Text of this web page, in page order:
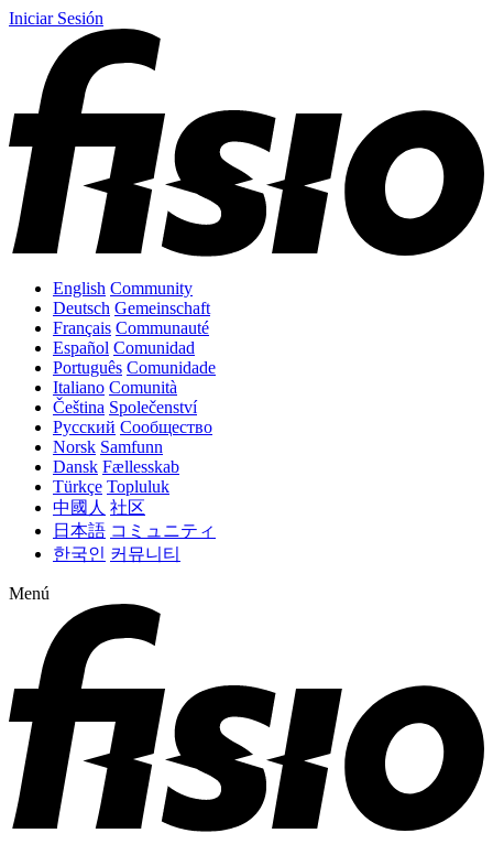
Iniciar Sesión
English Community
Deutsch Gemeinschaft
Français Communauté
Español Comunidad
Português Comunidade
Italiano Comunità
Čeština Společenství
Русский Сообщество
Norsk Samfunn
Dansk Fællesskab
Türkçe Topluluk
中國人 社区
日本語 コミュニティ
한국인 커뮤니티
Menú